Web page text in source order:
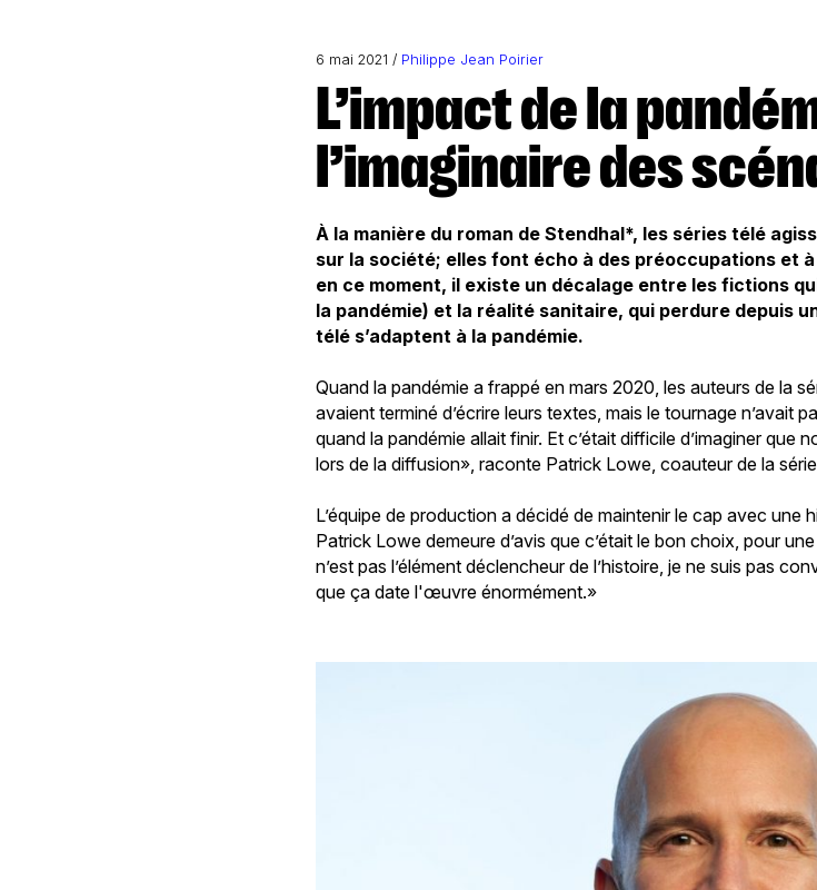
6 mai 2021 / Philippe Jean Poirier
L’impact de la pandémie sur
l’imaginaire des
À la manière du roman de Stendhal*, les séries télé
sur la société; elles font écho à des préoccupations et
en ce moment, il existe un décalage entre les fictions
la pandémie) et la réalité sanitaire, qui perdure depuis
télé s’adaptent à la pandémie.
Quand la pandémie a frappé en mars 2020, les auteurs de la
avaient terminé d’écrire leurs textes, mais le tournage n’avait
quand la pandémie allait finir. Et c’était difficile d’imaginer que
lors de la diffusion», raconte Patrick Lowe, coauteur de la
L’équipe de production a décidé de maintenir le cap avec une
Patrick Lowe demeure d’avis que c’était le bon choix, pour
n’est pas l’élément déclencheur de l’histoire, je ne suis pas
que ça date l'œuvre énormément.»